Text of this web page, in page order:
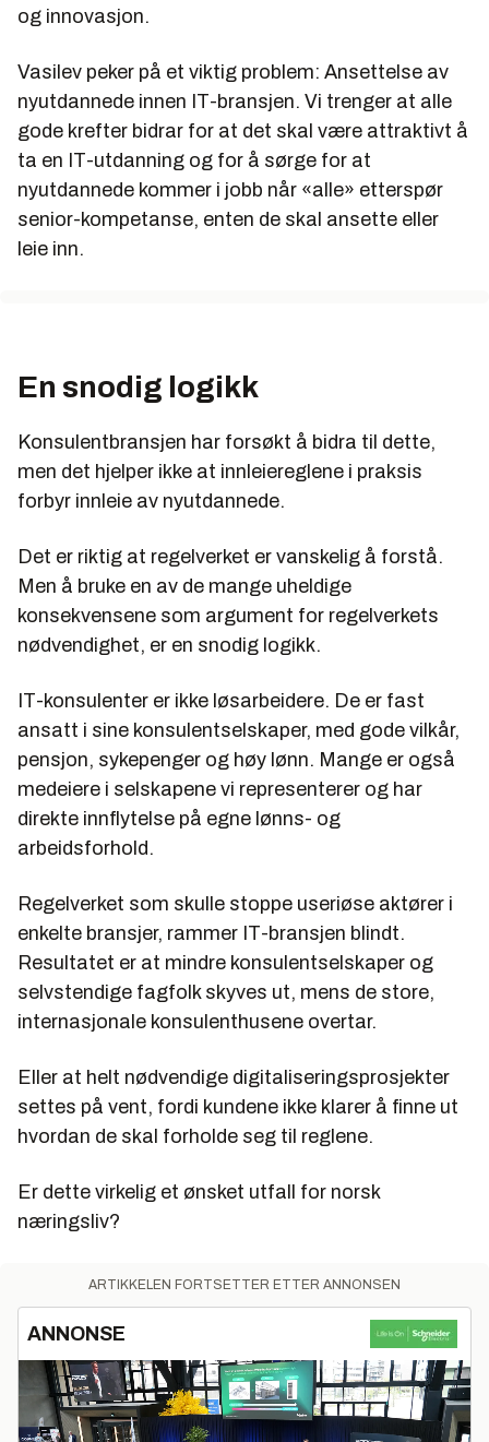
og innovasjon.
Vasilev peker på et viktig problem: Ansettelse av
nyutdannede innen IT-bransjen. Vi trenger at alle
gode krefter bidrar for at det skal være attraktivt å
ta en IT-utdanning og for å sørge for at
nyutdannede kommer i jobb når «alle» etterspør
senior-kompetanse, enten de skal ansette eller
leie inn.
En snodig logikk
Konsulentbransjen har forsøkt å bidra til dette,
men det hjelper ikke at innleiereglene i praksis
forbyr innleie av nyutdannede.
Det er riktig at regelverket er vanskelig å forstå.
Men å bruke en av de mange uheldige
konsekvensene som argument for regelverkets
nødvendighet, er en snodig logikk.
IT-konsulenter er ikke løsarbeidere. De er fast
ansatt i sine konsulentselskaper, med gode vilkår,
pensjon, sykepenger og høy lønn. Mange er også
medeiere i selskapene vi representerer og har
direkte innflytelse på egne lønns- og
arbeidsforhold.
Regelverket som skulle stoppe useriøse aktører i
enkelte bransjer, rammer IT-bransjen blindt.
Resultatet er at mindre konsulentselskaper og
selvstendige fagfolk skyves ut, mens de store,
internasjonale konsulenthusene overtar.
Eller at helt nødvendige digitaliseringsprosjekter
settes på vent, fordi kundene ikke klarer å finne ut
hvordan de skal forholde seg til reglene.
Er dette virkelig et ønsket utfall for norsk
næringsliv?
ARTIKKELEN FORTSETTER ETTER ANNONSEN
ANNONSE